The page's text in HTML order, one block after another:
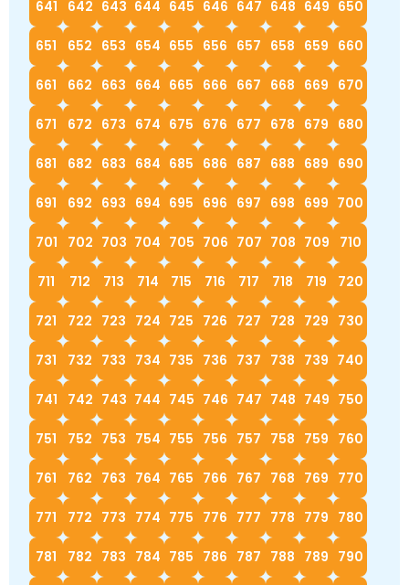
641 642 643 644 645 646 647 648 649 650
651 652 653 654 655 656 657 658 659 660
661 662 663 664 665 666 667 668 669 670
671 672 673 674 675 676 677 678 679 680
681 682 683 684 685 686 687 688 689 690
691 692 693 694 695 696 697 698 699 700
701 702 703 704 705 706 707 708 709 710
711 712 713 714 715 716 717 718 719 720
721 722 723 724 725 726 727 728 729 730
731 732 733 734 735 736 737 738 739 740
741 742 743 744 745 746 747 748 749 750
751 752 753 754 755 756 757 758 759 760
761 762 763 764 765 766 767 768 769 770
771 772 773 774 775 776 777 778 779 780
781 782 783 784 785 786 787 788 789 790